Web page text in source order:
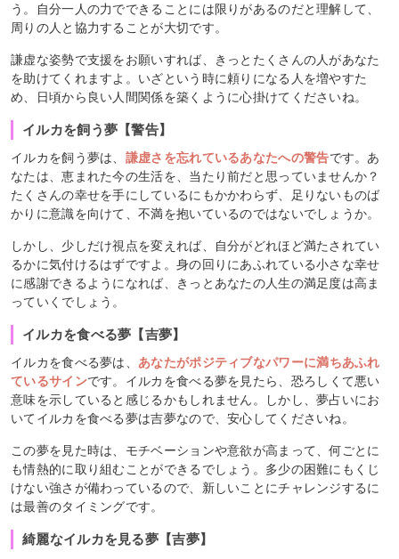
う。自分一人の力でできることには限りがあるのだと理解して、
周りの人と協力することが大切です。
謙虚な姿勢で支援をお願いすれば、きっとたくさんの人があなた
を助けてくれますよ。いざという時に頼りになる人を増やすた
め、日頃から良い人間関係を築くように心掛けてくださいね。
イルカを飼う夢【警告】
イルカを飼う夢は、 謙虚さを忘れているあなたへの警告です。あ
なたは、恵まれた今の生活を、当たり前だと思っていませんか？
たくさんの幸せを手にしているにもかかわらず、足りないものば
かりに意識を向けて、不満を抱いているのではないでしょうか。
しかし、少しだけ視点を変えれば、自分がどれほど満たされてい
るかに気付けるはずですよ。身の回りにあふれている小さな幸せ
に感謝できるようになれば、きっとあなたの人生の満足度は高ま
っていくでしょう。
イルカを食べる夢【吉夢】
イルカを食べる夢は、 あなたがポジティブなパワーに満ちあふれ
ているサインです。イルカを食べる夢を見たら、恐ろしくて悪い
意味を示していると感じるかもしれません。しかし、夢占いにお
いてイルカを食べる夢は吉夢なので、安心してくださいね。
この夢を見た時は、モチベーションや意欲が高まって、何ごとに
も情熱的に取り組むことができるでしょう。多少の困難にもくじ
けない強さが備わっているので、新しいことにチャレンジするに
は最善のタイミングです。
綺麗なイルカを見る夢【吉夢】